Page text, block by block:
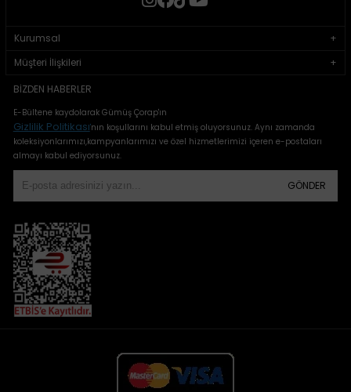
Kurumsal
Müşteri İlişkileri
BIZDEN HABERLER
E-Bültene kaydolarak Gümüş Çorap'ın
Gizlilik Politikası'nın koşullarını kabul etmiş oluyorsunuz. Aynı zamanda
koleksiyonlarımızı,kampyanlarımızı ve özel hizmetlerimizi içeren e-postaları
almayı kabul ediyorsunuz.
GÖNDER